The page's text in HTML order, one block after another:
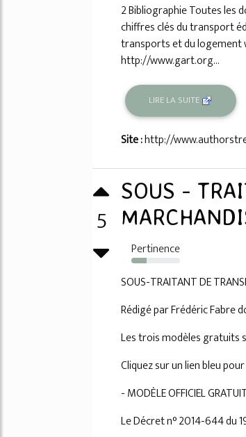
2 Bibliographie Toutes les
chiffres clés du transport
transports et du logement
http://www.gart.org...
LIRE LA SUITE
Site :http://
5
SOUS -
Pertinence
31%
SOUS-TRAITANT DE
Rédigé par Frédéric Fabre
Les trois modèles gratuits
Cliquez sur un lien bleu
- MODÈLE OFFICIEL
Le Décret n° 2014-644 du